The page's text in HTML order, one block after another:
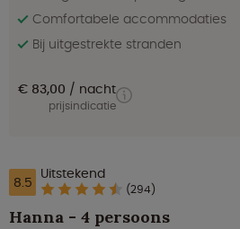
Comfortabele accommodaties
Bij uitgestrekte stranden
€ 83,00 nacht
prijsindicatie
8.5 Uitstekend
(294)
Hanna - 4 persoons